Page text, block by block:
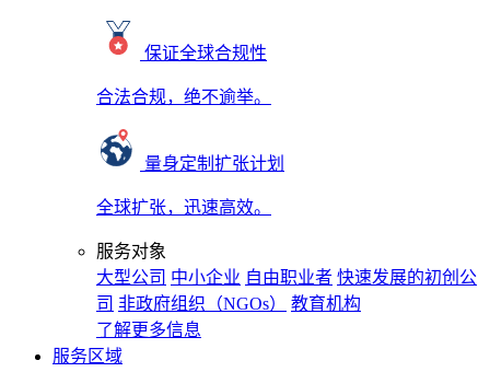
保证全球合规性
合法合规，绝不逾举。
量身定制扩张计划
全球扩张，迅速高效。
服务对象
大型公司 中小企业 自由职业者 快速发展的初创公
司 非政府组织（NGOs）
教育机构
了解更多信息
服务区域